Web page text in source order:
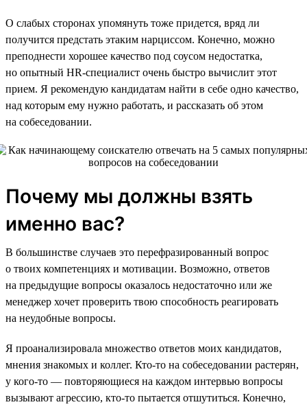
О слабых сторонах упомянуть тоже придется, вряд ли
получится предстать этаким нарциссом. Конечно, можно
преподнести хорошее качество под соусом недостатка,
но опытный HR-специалист очень быстро вычислит этот
прием. Я рекомендую кандидатам найти в себе одно качество,
над которым ему нужно работать, и рассказать об этом
на собеседовании.
Почему мы должны взять
именно вас?
В большинстве случаев это перефразированный вопрос
о твоих компетенциях и мотивации. Возможно, ответов
на предыдущие вопросы оказалось недостаточно или же
менеджер хочет проверить твою способность реагировать
на неудобные вопросы.
Я проанализировала множество ответов моих кандидатов,
мнения знакомых и коллег. Кто-то на собеседовании растерян,
у кого-то — повторяющиеся на каждом интервью вопросы
вызывают агрессию, кто-то пытается отшутиться. Конечно,